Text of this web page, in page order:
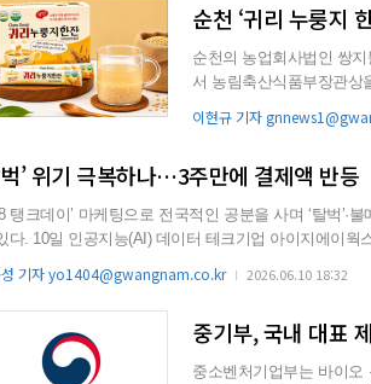
순천 ‘귀리 누룽지
순천의 농업회사법인 쌍
서 농림축산식품부장관상을 수
이현규 기자
벅’ 위기 극복하나…3주만에 결제액 반등
탱크데이’ 마케팅으로 전국적인 공분을 사며 ‘탈벅
덱스에 따르면 6월 첫째 주(1~7일) 스타벅스의 신용·체크카
이 불거진 지난달 18일 이후 주간 기준 가...
성 기자 yo1404@gwangnam.co.kr 2026.06.10 18:32
중기부, 국내 대표
중소벤처기업부는 바이오